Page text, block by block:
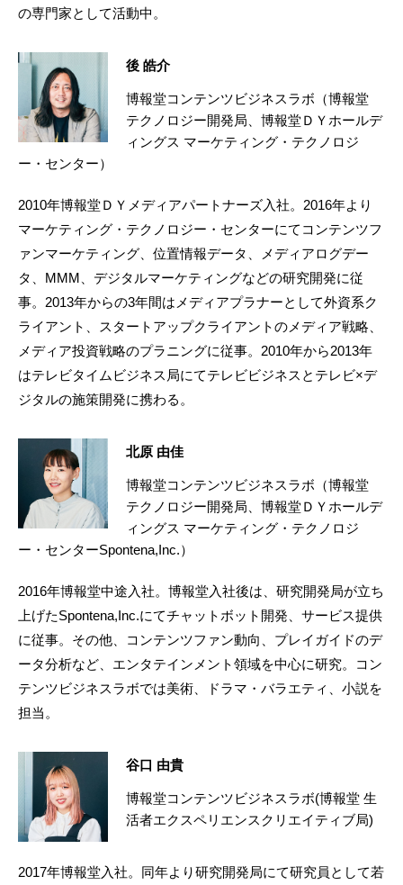
の専門家として活動中。
後 皓介
博報堂コンテンツビジネスラボ（博報堂
テクノロジー開発局、博報堂ＤＹホールデ
ィングス マーケティング・テクノロジ
ー・センター）
2010年博報堂ＤＹメディアパートナーズ入社。2016年より
マーケティング・テクノロジー・センターにてコンテンツフ
ァンマーケティング、位置情報データ、メディアログデー
タ、MMM、デジタルマーケティングなどの研究開発に従
事。2013年からの3年間はメディアプラナーとして外資系ク
ライアント、スタートアップクライアントのメディア戦略、
メディア投資戦略のプラニングに従事。2010年から2013年
はテレビタイムビジネス局にてテレビビジネスとテレビ×デ
ジタルの施策開発に携わる。
北原 由佳
博報堂コンテンツビジネスラボ（博報堂
テクノロジー開発局、博報堂ＤＹホールデ
ィングス マーケティング・テクノロジ
ー・センターSpontena,Inc.）
2016年博報堂中途入社。博報堂入社後は、研究開発局が立ち
上げたSpontena,Inc.にてチャットボット開発、サービス提供
に従事。その他、コンテンツファン動向、プレイガイドのデ
ータ分析など、エンタテインメント領域を中心に研究。コン
テンツビジネスラボでは美術、ドラマ・バラエティ、小説を
担当。
谷口 由貴
博報堂コンテンツビジネスラボ(博報堂 生
活者エクスペリエンスクリエイティブ局)
2017年博報堂入社。同年より研究開発局にて研究員として若